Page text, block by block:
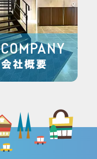
COMPANY
会社概要